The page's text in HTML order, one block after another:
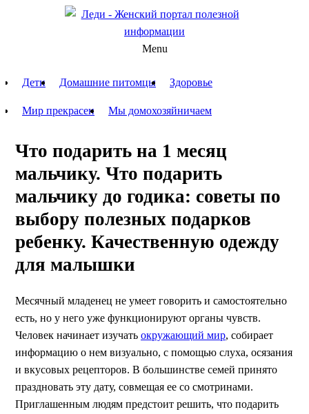
Menu
Дети Домашние питомцы Здоровье
Мир прекрасен Мы домохозяйничаем
Что подарить на 1 месяц
мальчику. Что подарить
мальчику до годика: советы по
выбору полезных подарков
ребенку. Качественную одежду
для малышки
Месячный младенец не умеет говорить и самостоятельно
есть, но у него уже функционируют органы чувств.
Человек начинает изучать окружающий мир, собирает
информацию о нем визуально, с помощью слуха, осязания
и вкусовых рецепторов. В большинстве семей принято
праздновать эту дату, совмещая ее со смотринами.
Приглашенным людям предстоит решить, что подарить